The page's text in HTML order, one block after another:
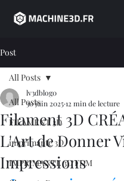
Post
All Posts
FILAMENT 3D
imprimante 3D,
IMPRIMANTE 3D FDM
All Posts
Filament 3D
L'Art de Donner
Impressions
lv3dblog0
30 juin 202512 min de lecture